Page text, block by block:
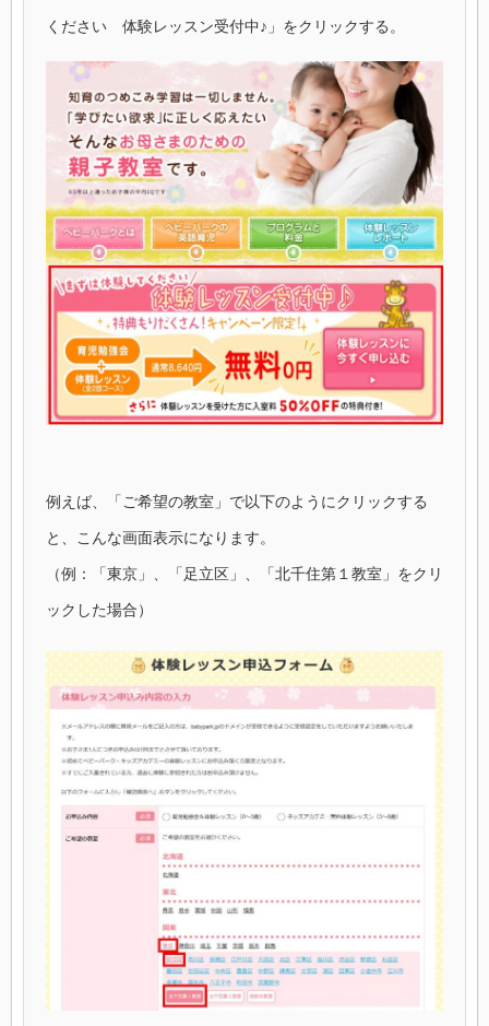
ください 体験レッスン受付中♪」をクリックする。
例えば、「ご希望の教室」で以下のようにクリックする
と、こんな画面表示になります。
（例：「東京」、「足立区」、「北千住第１教室」をクリ
ックした場合）